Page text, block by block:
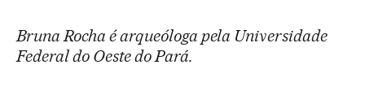
Bruna Rocha é arqueóloga pela Universidade
Federal do Oeste do Pará.